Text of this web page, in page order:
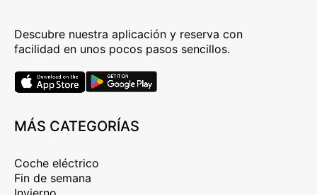
Descubre nuestra aplicación y reserva con
facilidad en unos pocos pasos sencillos.
MÁS CATEGORÍAS
Coche eléctrico
Fin de semana